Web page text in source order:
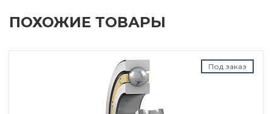
ПОХОЖИЕ ТОВАРЫ
Под заказ